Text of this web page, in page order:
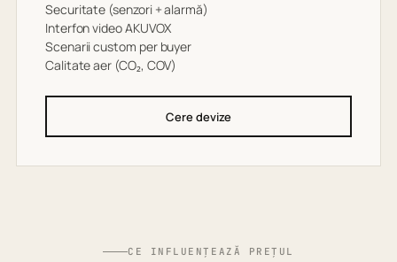
Securitate (senzori + alarmă)
Interfon video AKUVOX
Scenarii custom per buyer
Calitate aer (CO₂, COV)
Cere devize
CE INFLUENȚEAZĂ PREȚUL